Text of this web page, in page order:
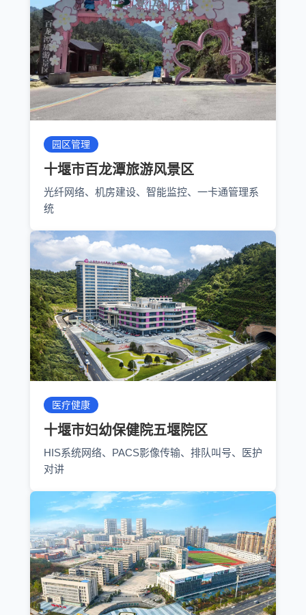
园区管理
十堰市百龙潭旅游风景区
光纤网络、机房建设、智能监控、一卡通管理系
统
医疗健康
十堰市妇幼保健院五堰院区
HIS系统网络、PACS影像传输、排队叫号、医护
对讲